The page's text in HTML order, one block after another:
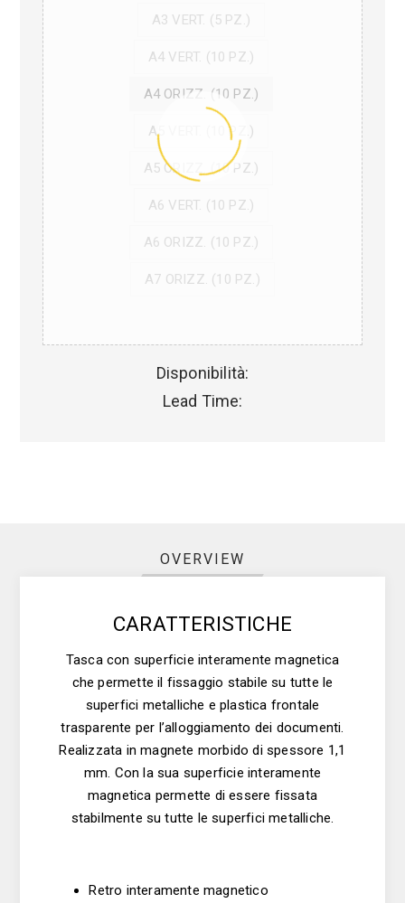
A3 VERT. (5 PZ.)
A4 VERT. (10 PZ.)
A4 ORIZZ. (10 PZ.)
A5 VERT. (10 PZ.)
A5 ORIZZ. (10 PZ.)
A6 VERT. (10 PZ.)
A6 ORIZZ. (10 PZ.)
A7 ORIZZ. (10 PZ.)
Disponibilità:
Lead Time:
OVERVIEW
CARATTERISTICHE
Tasca con superficie interamente magnetica
che permette il fissaggio stabile su tutte le
superfici metalliche e plastica frontale
trasparente per l’alloggiamento dei documenti.
Realizzata in magnete morbido di spessore 1,1
mm. Con la sua superficie interamente
magnetica permette di essere fissata
stabilmente su tutte le superfici metalliche.
Retro interamente magnetico